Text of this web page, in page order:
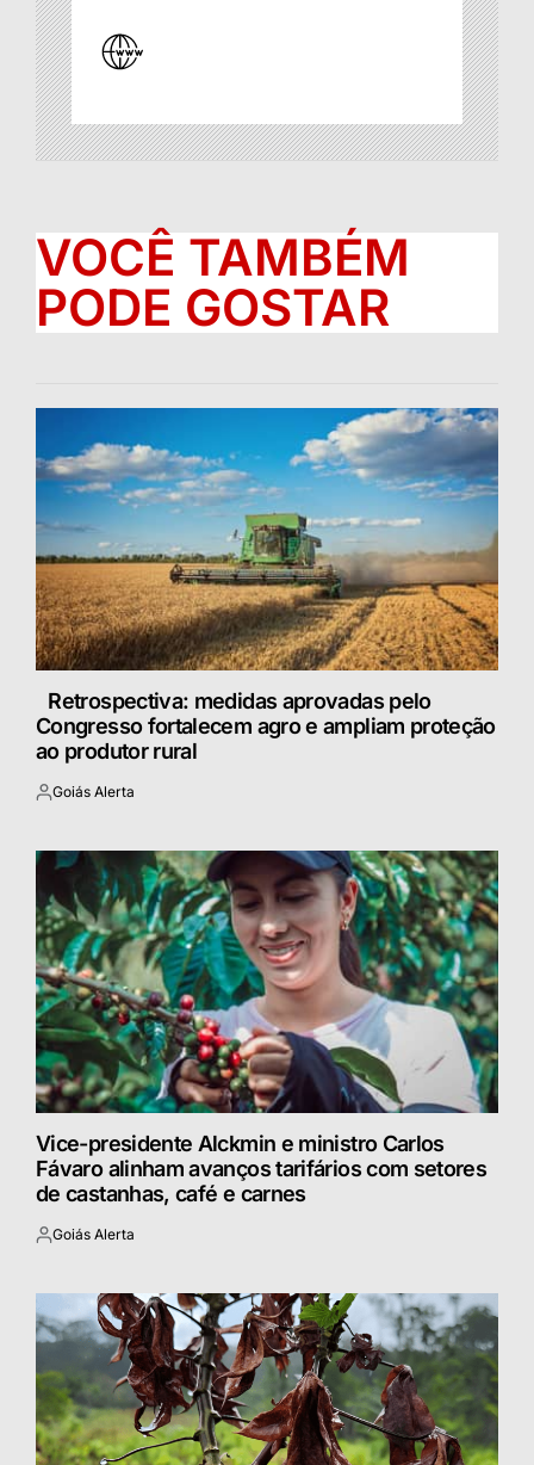
VOCÊ TAMBÉM
PODE GOSTAR
Retrospectiva: medidas aprovadas pelo
Congresso fortalecem agro e ampliam proteção
ao produtor rural
Postado
Goiás Alerta
Vice-presidente Alckmin e ministro Carlos
Fávaro alinham avanços tarifários com setores
de castanhas, café e carnes
Postado
Goiás Alerta